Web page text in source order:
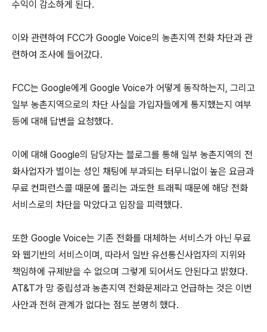
수익이 감소하게 된다.
이와 관련하여 FCC가 Google Voice의 농촌지역 전화 차단과 관
련하여 조사에 들어갔다.
FCC는 Google에게 Google Voice가 어떻게 동작하는지, 그리고
일부 농촌지역으로의 차단 사실을 가입자들에게 통지했는지 여부
등에 대해 답변을 요청했다.
이에 대해 Google의 담당자는 블로그를 통해 일부 농촌지역의 전
화사업자가 벌이는 성인 채팅에 부과되는 터무니없이 높은 요금과
무료 컨퍼런스콜 때문에 몰리는 과도한 트래픽 때문에 해당 전화
서비스로의 차단을 막았다고 입장을 피력했다.
또한 Google Voice는 기존 전화를 대체하는 서비스가 아닌 무료
와 웹기반의 서비스이며, 따라서 일반 유선통신사업자의 지위와
책임하에 규제받을 수 없으며 그렇게 되어서도 안된다고 밝혔다.
AT&T가 망 중립성과 농촌지역 전화문제라고 언급하는 것은 이번
사안과 전혀 관계가 없다는 점도 분명히 했다.